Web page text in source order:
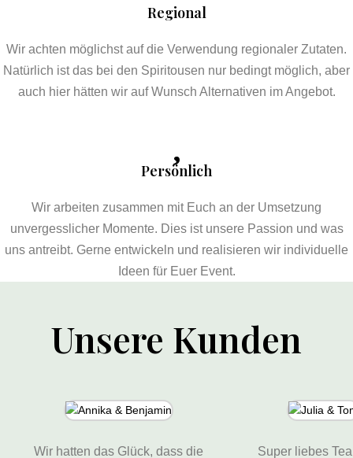
Regional
Wir achten möglichst auf die Verwendung regionaler Zutaten.
Natürlich ist das bei den Spiritousen nur bedingt möglich, aber
auch hier hätten wir auf Wunsch Alternativen im Angebot.
Persönlich
Wir arbeiten zusammen mit Euch an der Umsetzung
unvergesslicher Momente. Dies ist unsere Passion und was
uns antreibt. Gerne entwickeln und realisieren wir individuelle
Ideen für Euer Event.
Unsere Kunden
Wir hatten das Glück, dass die Super liebes